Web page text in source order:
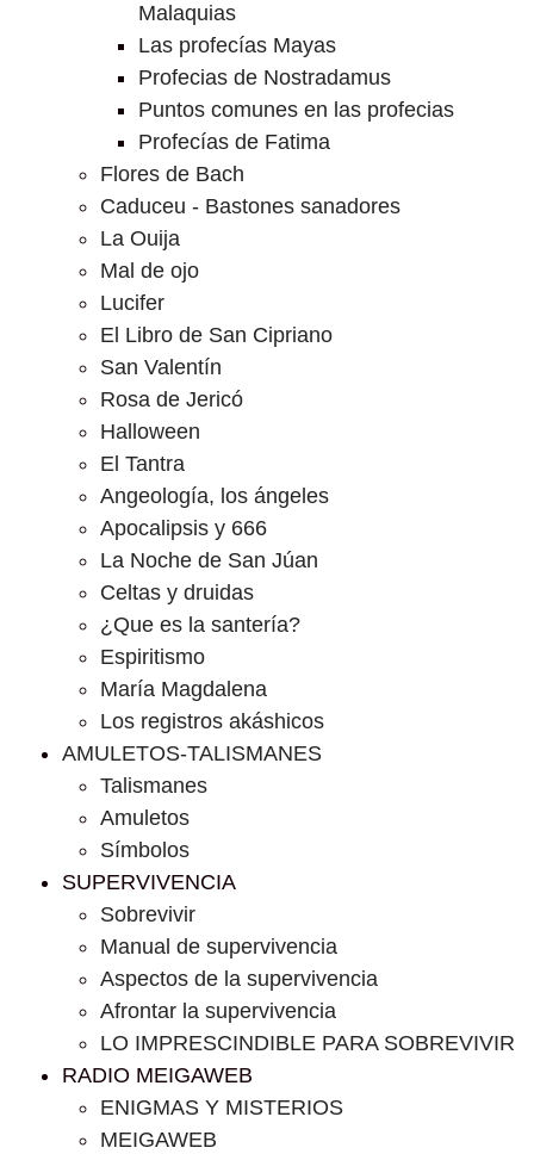
Malaquias
Las profecías Mayas
Profecias de Nostradamus
Puntos comunes en las profecias
Profecías de Fatima
Flores de Bach
Caduceu - Bastones sanadores
La Ouija
Mal de ojo
Lucifer
El Libro de San Cipriano
San Valentín
Rosa de Jericó
Halloween
El Tantra
Angeología, los ángeles
Apocalipsis y 666
La Noche de San Júan
Celtas y druidas
¿Que es la santería?
Espiritismo
María Magdalena
Los registros akáshicos
AMULETOS-TALISMANES
Talismanes
Amuletos
Símbolos
SUPERVIVENCIA
Sobrevivir
Manual de supervivencia
Aspectos de la supervivencia
Afrontar la supervivencia
LO IMPRESCINDIBLE PARA SOBREVIVIR
RADIO MEIGAWEB
ENIGMAS Y MISTERIOS
MEIGAWEB